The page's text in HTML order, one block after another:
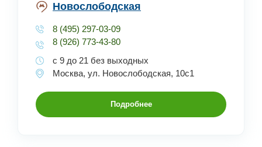
Новослободская
8 (495) 297-03-09
8 (926) 773-43-80
с 9 до 21 без выходных
Москва, ул. Новослободская, 10с1
Подробнее